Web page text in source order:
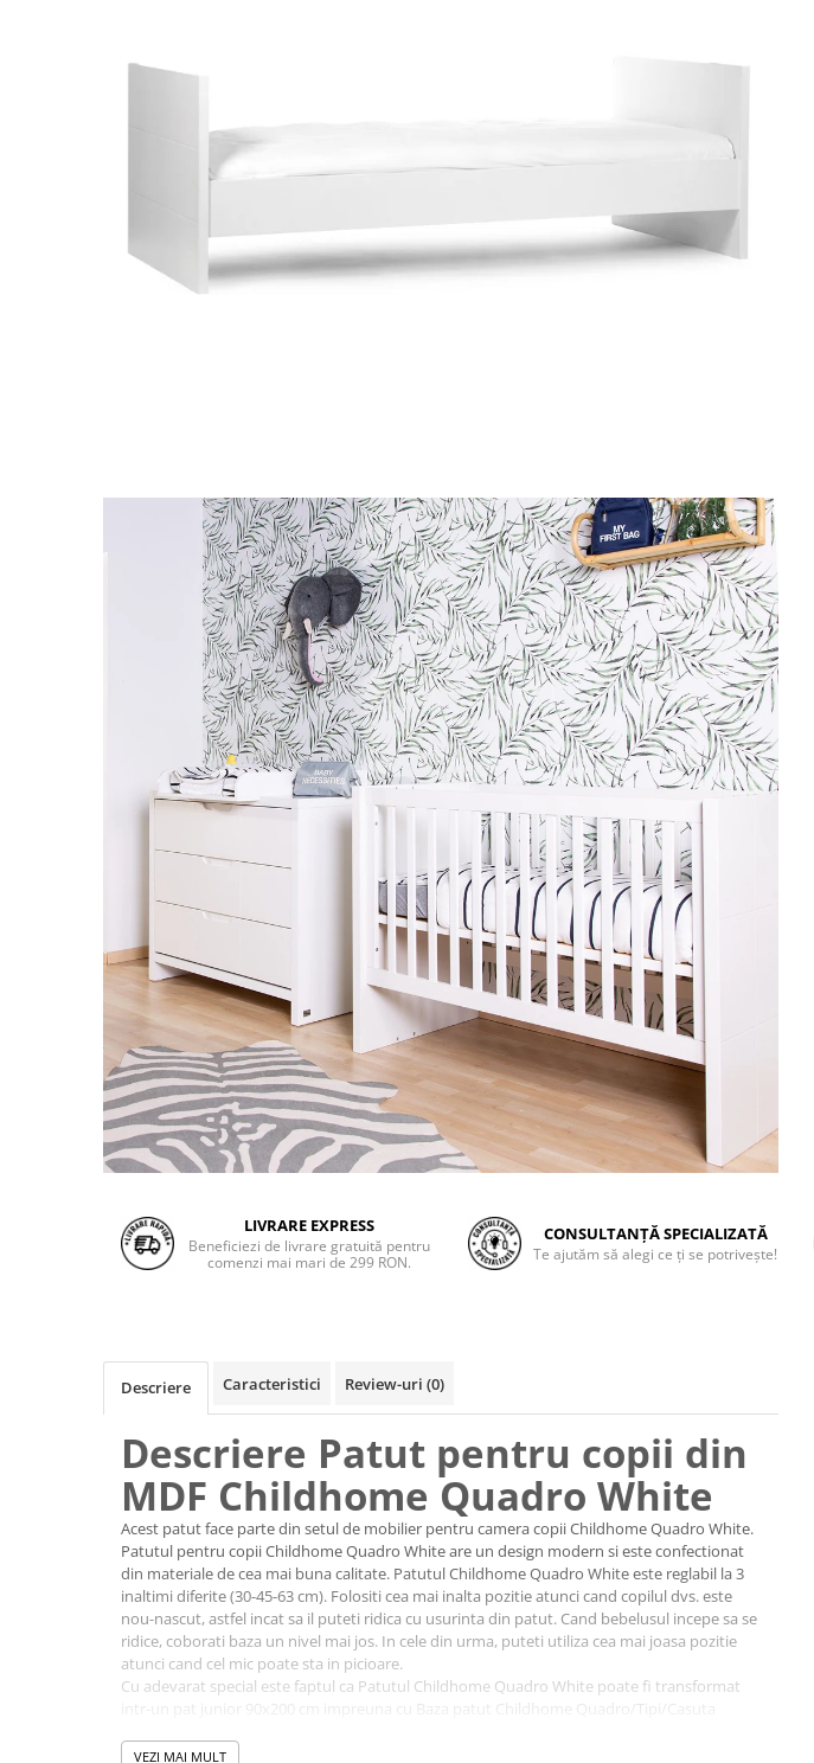
LIVRARE EXPRESS
Beneficiezi de livrare gratuită pentru
comenzi mai mari de 299 RON.
CONSULTANȚĂ SPECIALIZATĂ
Te ajutăm să alegi ce ți se potrivește!
Descriere Caracteristici Review-uri (0)
Descriere Patut pentru copii din
MDF Childhome Quadro White
Acest patut face parte din setul de mobilier pentru camera copii Childhome Quadro White.
Patutul pentru copii Childhome Quadro White are un design modern si este confectionat
din materiale de cea mai buna calitate. Patutul Childhome Quadro White este reglabil la 3
inaltimi diferite (30-45-63 cm). Folositi cea mai inalta pozitie atunci cand copilul dvs. este
nou-nascut, astfel incat sa il puteti ridica cu usurinta din patut. Cand bebelusul incepe sa se
ridice, coborati baza un nivel mai jos. In cele din urma, puteti utiliza cea mai joasa pozitie
atunci cand cel mic poate sta in picioare.
Cu adevarat special este faptul ca Patutul Childhome Quadro White poate fi transformat
intr-un pat junior 90x200 cm impreuna cu Baza patut Childhome Quadro/Tipi/Casuta
VEZI MAI MULT